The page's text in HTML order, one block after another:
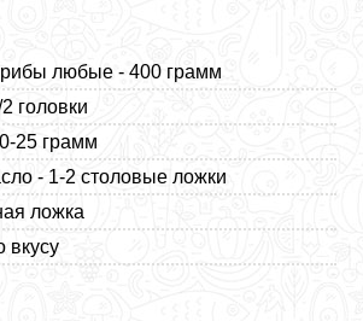
любые - 400 грамм
головки
25 грамм
- 1-2 столовые ложки
ложка
вкусу